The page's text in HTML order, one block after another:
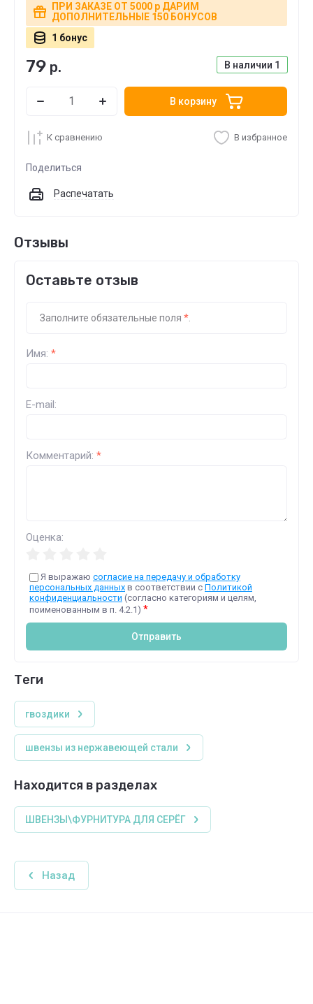
ПРИ ЗАКАЗЕ ОТ 5000 р ДАРИМ
ДОПОЛНИТЕЛЬНЫЕ 150 БОНУСОВ
1 бонус
В наличии 1
79 р.
В корзину
К сравнению В избранное
Поделиться
Распечатать
Отзывы
Оставьте отзыв
Заполните обязательные поля *
Имя: *
E-mail:
Комментарий: *
Оценка:
Я выражаю согласие на передачу и обработку
персональных данных в соответствии с Политикой
конфиденциальности (согласно категориям и целям,
поименованным в п. 4.2.1) *
Отправить
теги
гвоздики
швензы из нержавеющей стали
Находится в разделах
ШВЕНЗЫ\ФУРНИТУРА ДЛЯ СЕРЁГ
Назад